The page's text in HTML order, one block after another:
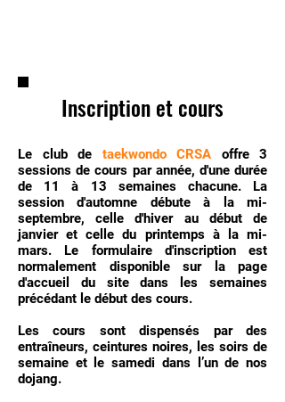
Inscription et cours
Le club de taekwondo CRSA offre 3
sessions de cours par année, d'une durée
de 11 à 13 semaines chacune. La
session d'automne débute à la mi-
septembre, celle d'hiver au début de
janvier et celle du printemps à la mi-
mars. Le formulaire d'inscription est
normalement disponible sur la page
d'accueil du site dans les semaines
précédant le début des cours.
Les cours sont dispensés par des
entraîneurs, ceintures noires, les soirs de
semaine et le samedi dans l’un de nos
dojang.